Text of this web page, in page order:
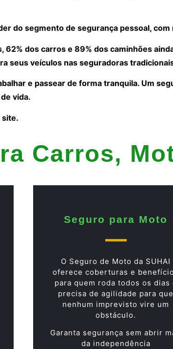
do segmento de segurança pessoal,
62% dos carros e 89% dos caminhões
seus veículos nas seguradoras
e passear de forma tranquila. Um
vida.
site.
Carros,
Seguro para Moto
O Seguro de Moto da SUHAI
oferece coberturas e
para quem roda todos os dias
precisa de agilidade para que
nenhum imprevisto vire um
obstáculo.
Garanta segurança sem abrir
da independência